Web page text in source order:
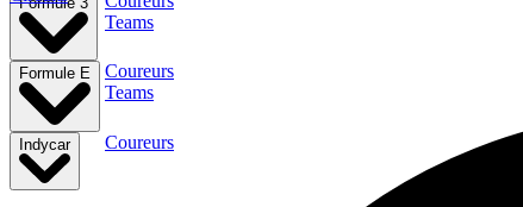
Teams
Formule E
Coureurs
Teams
Indycar Coureurs